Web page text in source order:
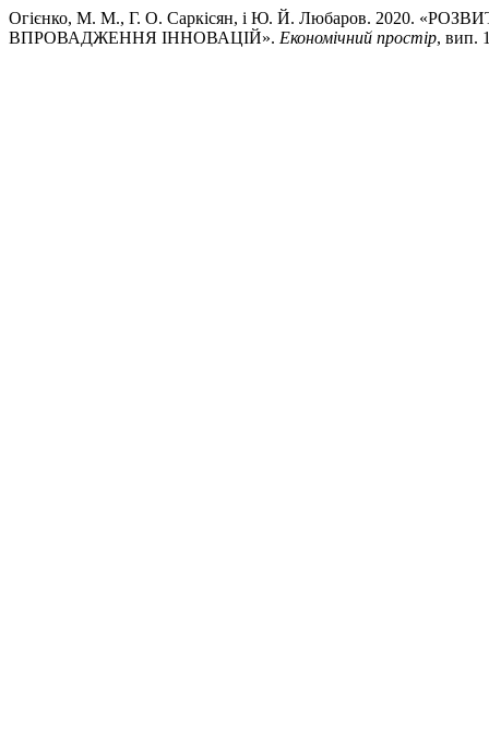
Огієнко, М. М., Г. О. Саркісян, і Ю. Й. Любаров. 2020.
ВПРОВАДЖЕННЯ ІННОВАЦІЙ». Економічний простір, вип.